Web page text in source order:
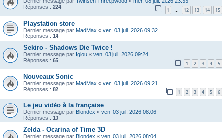
Réponses : 224 1 … 12 13 14 15
Playstation store
Dernier message par MadMax « ven. 03 juil. 2026 09:32
Réponses : 14
Sekiro - Shadows Die Twice !
Dernier message par Iglou « ven. 03 juil. 2026 09:24
Réponses : 65 1 2 3 4 5
Nouveaux Sonic
Dernier message par MadMax « ven. 03 juil. 2026 09:21
Réponses : 82 1 2 3 4 5 6
Le jeu vidéo à la française
Dernier message par Blondex « ven. 03 juil. 2026 08:06
Réponses : 10
Zelda - Ocarina of Time 3D
Dernier message par Blondex « ven. 03 juil. 2026 08:04